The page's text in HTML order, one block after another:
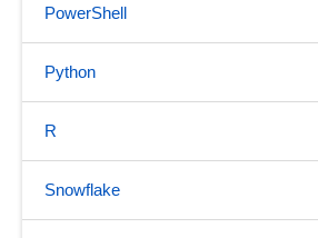
PowerShell
Python
R
Snowflake